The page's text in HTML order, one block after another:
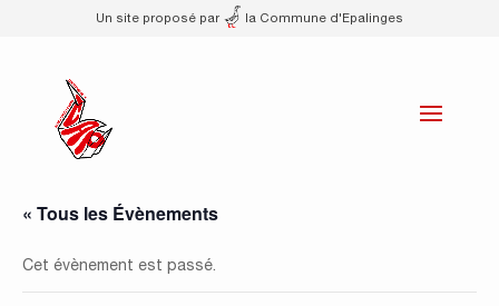
Un site proposé par la Commune d'Epalinges
« Tous les Évènements
Cet évènement est passé.